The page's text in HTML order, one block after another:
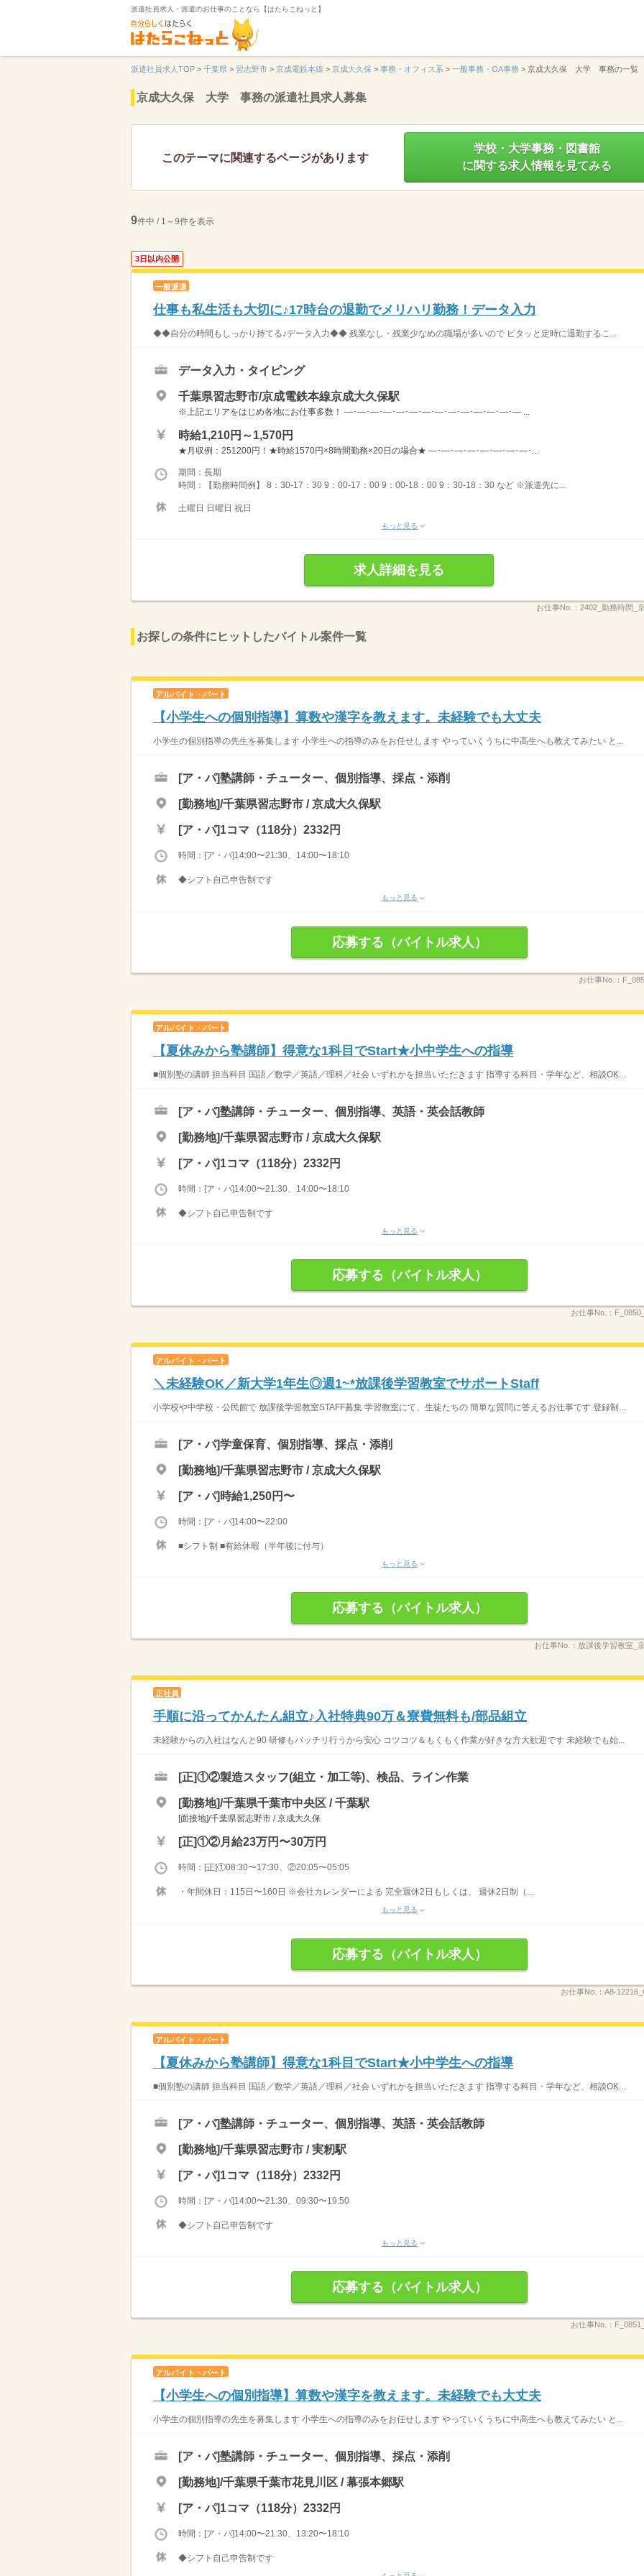
派遣社員求人・派遣のお仕事のことなら【はたらこねっと】
派遣社員求人TOP > 千葉県 > 習志野市 > 京成電鉄本線 > 京成大久保 > 事務・オフィス系 > 一般事務・OA事務 > 京成大久保 大学 事務の一覧
京成大久保 大学 事務の派遣社員求人募集
このテーマに関連するページがあります
学校・大学事務・図書館
に関する求人情報を見てみる
9件中 / 1～9件を表示
3日以内公開
一般派遣
仕事も私生活も大切に♪17時台の退勤でメリハリ勤務！データ入力
◆◆自分の時間もしっかり持てる♪データ入力◆◆ 残業なし・残業少なめの職場が多いので ピタッと定時に退勤するこ...
データ入力・タイピング
千葉県習志野市/京成電鉄本線京成大久保駅
※上記エリアをはじめ各地にお仕事多数！ ―･―･―･―･―･―･―･―･―･―･―･―･―･― ...
時給1,210円～1,570円
★月収例：251200円！★時給1570円×8時間勤務×20日の場合★ ―･―･―･―･―･―･―･―･...
期間：長期
時間：【勤務時間例】 8：30-17：30 9：00-17：00 9：00-18：00 9：30-18：30 など ※派遣先に...
土曜日 日曜日 祝日
もっと見る
求人詳細を見る
お仕事No.： 2402_勤務時間_
お探しの条件にヒットしたバイトル案件一覧
アルバイト・パート
【小学生への個別指導】算数や漢字を教えます。未経験でも大丈夫
小学生の個別指導の先生を募集します 小学生への指導のみをお任せします やっていくうちに中高生へも教えてみたい と...
[ア・パ]塾講師・チューター、個別指導、採点・添削
[勤務地]/千葉県習志野市 / 京成大久保駅
[ア・パ]1コマ（118分）2332円
時間：[ア・パ]14:00〜21:30、14:00〜18:10
◆シフト自己申告制です
もっと見る
応募する（バイトル求人）
お仕事No.：
アルバイト・パート
【夏休みから塾講師】得意な1科目でStart★小中学生への指導
■個別塾の講師 担当科目 国語／数学／英語／理科／社会 いずれかを担当いただきます 指導する科目・学年など、相談OK...
[ア・パ]塾講師・チューター、個別指導、英語・英会話教師
[勤務地]/千葉県習志野市 / 京成大久保駅
[ア・パ]1コマ（118分）2332円
時間：[ア・パ]14:00〜21:30、14:00〜18:10
◆シフト自己申告制です
もっと見る
応募する（バイトル求人）
お仕事No.：
アルバイト・パート
＼未経験OK／新大学1年生◎週1~*放課後学習教室でサポートStaff
小学校や中学校・公民館で 放課後学習教室STAFF募集 学習教室にて、生徒たちの 簡単な質問に答えるお仕事です 登録制...
[ア・パ]学童保育、個別指導、採点・添削
[勤務地]/千葉県習志野市 / 京成大久保駅
[ア・パ] 時給1,250円〜
時間：[ア・パ]14:00〜22:00
■シフト制 ■有給休暇（半年後に付与）
もっと見る
応募する（バイトル求人）
お仕事No.： 放課後学習教室_
正社員
手順に沿ってかんたん組立♪入社特典90万＆寮費無料も/部品組立
未経験からの入社はなんと90 研修もバッチリ行うから安心 コツコツ＆もくもく作業が好きな方大歓迎です 未経験でも始...
[正]①②製造スタッフ(組立・加工等)、検品、ライン作業
[勤務地]/千葉県千葉市中央区 / 千葉駅
[面接地]/千葉県習志野市 / 京成大久保
[正]①②月給23万円〜30万円
時間：[正]①08:30〜17:30、②20:05〜05:05
・年間休日：115日〜160日 ※会社カレンダーによる 完全週休2日もしくは、 週休2日制（...
もっと見る
応募する（バイトル求人）
お仕事No.： A8-
アルバイト・パート
【夏休みから塾講師】得意な1科目でStart★小中学生への指導
■個別塾の講師 担当科目 国語／数学／英語／理科／社会 いずれかを担当いただきます 指導する科目・学年など、相談OK...
[ア・パ]塾講師・チューター、個別指導、英語・英会話教師
[勤務地]/千葉県習志野市 / 実籾駅
[ア・パ]1コマ（118分）2332円
時間：[ア・パ]14:00〜21:30、09:30〜19:50
◆シフト自己申告制です
もっと見る
応募する（バイトル求人）
お仕事No.：
アルバイト・パート
【小学生への個別指導】算数や漢字を教えます。未経験でも大丈夫
小学生の個別指導の先生を募集します 小学生への指導のみをお任せします やっていくうちに中高生へも教えてみたい と...
[ア・パ]塾講師・チューター、個別指導、採点・添削
[勤務地]/千葉県千葉市花見川区 / 幕張本郷駅
[ア・パ]1コマ（118分）2332円
時間：[ア・パ]14:00〜21:30、13:20〜18:10
◆シフト自己申告制です